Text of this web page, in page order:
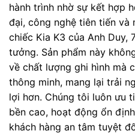
hành trình nhờ sự kết hợp
đại, công nghệ tiên tiến
chiếc Kia K3 của Anh Duy,
tưởng. Sản phẩm này
về chất lượng ghi hình mà
thông minh, mang lại trải
lợi hơn. Chúng tôi luôn ưu
bền cao, hoạt động ổn
khách hàng an tâm tuyệt